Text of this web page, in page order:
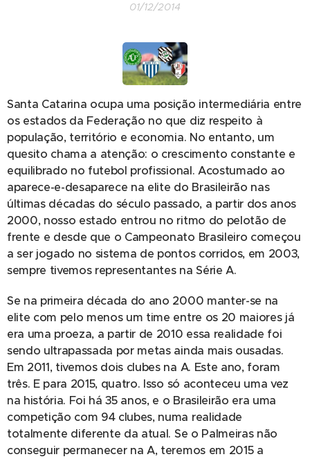
01/12/2014
Santa Catarina ocupa uma posição intermediária entre
os estados da Federação no que diz respeito à
população, território e economia. No entanto, um
quesito chama a atenção: o crescimento constante e
equilibrado no futebol profissional. Acostumado ao
aparece-e-desaparece na elite do Brasileirão nas
últimas décadas do século passado, a partir dos anos
2000, nosso estado entrou no ritmo do pelotão de
frente e desde que o Campeonato Brasileiro começou
a ser jogado no sistema de pontos corridos, em 2003,
sempre tivemos representantes na Série A.
Se na primeira década do ano 2000 manter-se na
elite com pelo menos um time entre os 20 maiores já
era uma proeza, a partir de 2010 essa realidade foi
sendo ultrapassada por metas ainda mais ousadas.
Em 2011, tivemos dois clubes na A. Este ano, foram
três. E para 2015, quatro. Isso só aconteceu uma vez
na história. Foi há 35 anos, e o Brasileirão era uma
competição com 94 clubes, numa realidade
totalmente diferente da atual. Se o Palmeiras não
conseguir permanecer na A, teremos em 2015 a